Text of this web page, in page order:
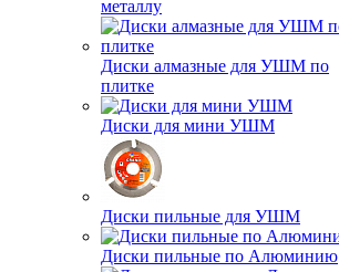
металлу
Диски алмазные для УШМ по
плитке
Диски для мини УШМ
Диски пильные для УШМ
Диски пильные по Алюминию